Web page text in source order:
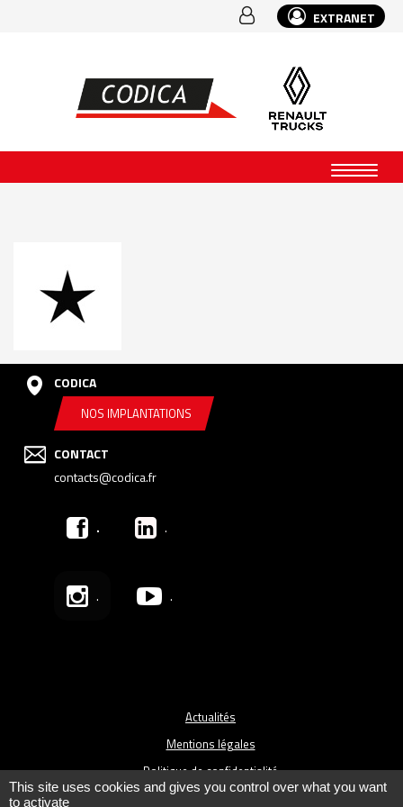
EXTRANET
CODICA
NOS IMPLANTATIONS
CONTACT
contacts@codica.fr
. .
. .
Actualités
Mentions légales
Politique de confidentialité
Plan du site
This site uses cookies and gives you control over what you want
to activate